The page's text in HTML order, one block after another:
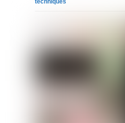
techniques